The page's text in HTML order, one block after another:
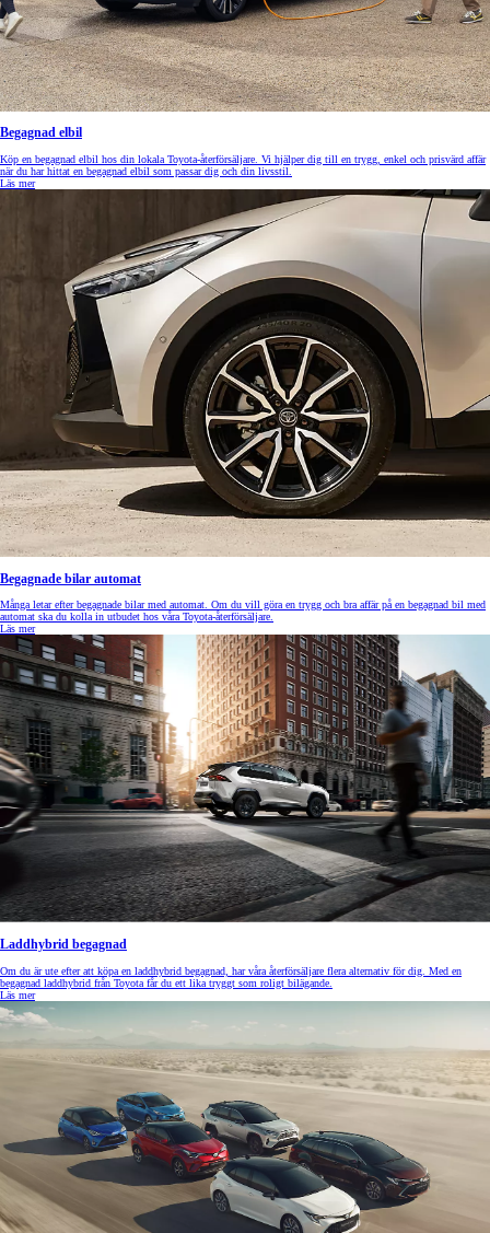
Begagnad elbil
Köp en begagnad elbil hos din lokala Toyota-återförsäljare. Vi hjälper dig till en trygg, enkel och prisvärd affär
när du har hittat en begagnad elbil som passar dig och din livsstil.
Läs mer
Begagnade bilar automat
Många letar efter begagnade bilar med automat. Om du vill göra en trygg och bra affär på en begagnad bil med
automat ska du kolla in utbudet hos våra Toyota-återförsäljare.
Läs mer
Laddhybrid begagnad
Om du är ute efter att köpa en laddhybrid begagnad, har våra återförsäljare flera alternativ för dig. Med en
begagnad laddhybrid från Toyota får du ett lika tryggt som roligt bilägande.
Läs mer